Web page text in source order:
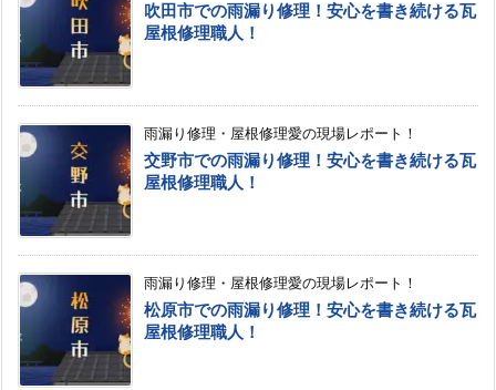
吹田市での雨漏り修理！安心を書き続ける瓦
屋根修理職人！
雨漏り修理・屋根修理愛の現場レポート！
交野市での雨漏り修理！安心を書き続ける瓦
屋根修理職人！
雨漏り修理・屋根修理愛の現場レポート！
松原市での雨漏り修理！安心を書き続ける瓦
屋根修理職人！